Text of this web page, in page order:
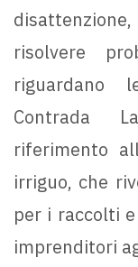
risolvere
riguardano
Contrada
riferimento
irriguo, che
per i raccolti
imprenditori